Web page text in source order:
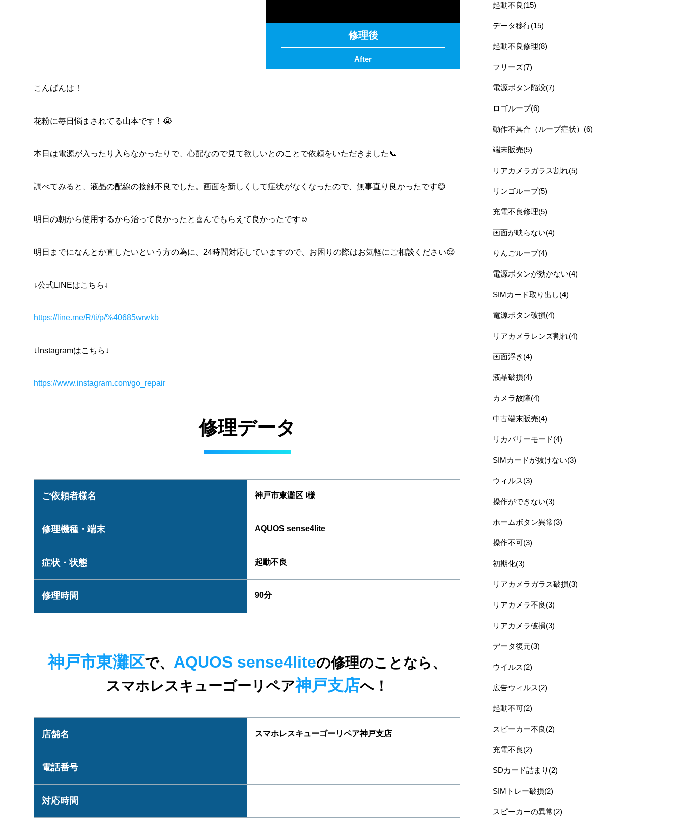
修理後
After
こんばんは！
花粉に毎日悩まされてる山本です！😭
本日は電源が入ったり入らなかったりで、心配なので見て欲しいとのことで依頼をいただきました📞
調べてみると、液晶の配線の接触不良でした。画面を新しくして症状がなくなったので、無事直り良かったです😊
明日の朝から使用するから治って良かったと喜んでもらえて良かったです☺️
明日までになんとか直したいという方の為に、24時間対応していますので、お困りの際はお気軽にご相談ください😌
↓公式LINEはこちら↓
https://line.me/R/ti/p/%40685wrwkb
↓Instagramはこちら↓
https://www.instagram.com/go_repair
修理データ
ご依頼者様名 神戸市東灘区 I様
修理機種・端末 AQUOS sense4lite
症状・状態 起動不良
修理時間 90分
神戸市東灘区で、 AQUOS sense4liteの修理のことなら、
スマホレスキューゴーリペア神戸支店へ！
店舗名 スマホレスキューゴーリペア神戸支店
電話番号
対応時間
起動不良(15)
データ移行(15)
起動不良修理(8)
フリーズ(7)
電源ボタン陥没(7)
ロゴループ(6)
動作不具合（ループ症状）(6)
端末販売(5)
リアカメラガラス割れ(5)
リンゴループ(5)
充電不良修理(5)
画面が映らない(4)
りんごループ(4)
電源ボタンが効かない(4)
SIMカード取り出し(4)
電源ボタン破損(4)
リアカメラレンズ割れ(4)
画面浮き(4)
液晶破損(4)
カメラ故障(4)
中古端末販売(4)
リカバリーモード(4)
SIMカードが抜けない(3)
ウィルス(3)
操作ができない(3)
ホームボタン異常(3)
操作不可(3)
初期化(3)
リアカメラガラス破損(3)
リアカメラ不良(3)
リアカメラ破損(3)
データ復元(3)
ウイルス(2)
広告ウィルス(2)
起動不可(2)
スピーカー不良(2)
充電不良(2)
SDカード詰まり(2)
SIMトレー破損(2)
スピーカーの異常(2)